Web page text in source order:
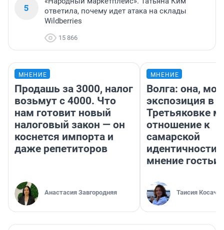
5
ответила, почему идет атака на склады
Wildberries
15 866
МНЕНИЕ
Продашь за 3000, налог
возьмут с 4000. Что
нам готовит новый
налоговый закон — он
коснется импорта и
даже репетиторов
Анастасия Завгородняя
МНЕНИЕ
Волга: она,
экспозиция в
Третьяковке
отношение к
самарской
идентичности
мнение гостьи
Таисия